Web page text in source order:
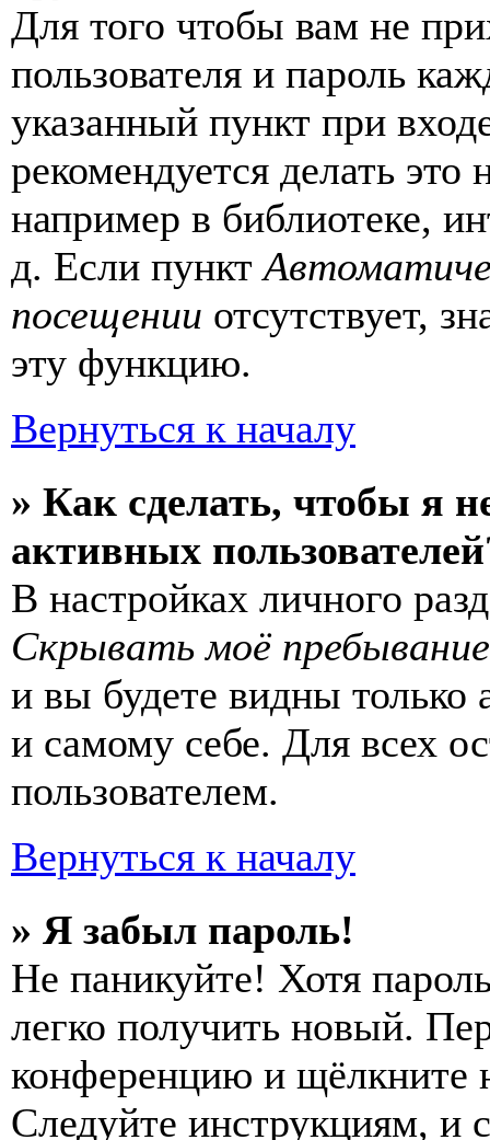
Для того чтобы вам не
пользователя и пароль
указанный пункт при
рекомендуется делать
например в библиотеке,
д. Если пункт
посещении отсутствует,
эту функцию.
Вернуться к началу
» Как сделать, чтобы я
активных
В настройках личного
Скрывать моё
и вы будете видны только
и самому себе. Для всех
пользователем.
Вернуться к началу
» Я забыл пароль!
Не паникуйте! Хотя
легко получить новый.
конференцию и щёлкните
Следуйте инструкциям, и